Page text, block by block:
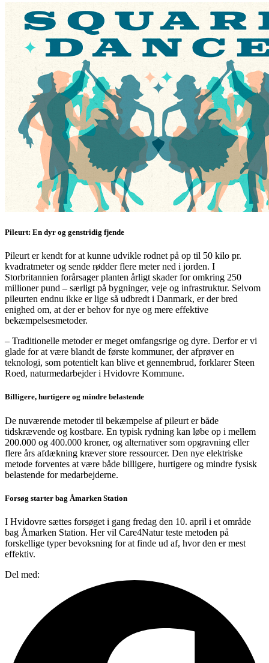
Pileurt: En dyr og genstridig fjende
Pileurt er kendt for at kunne udvikle rodnet på op til 50 kilo pr.
kvadratmeter og sende rødder flere meter ned i jorden. I
Storbritannien forårsager planten årligt skader for omkring 250
millioner pund – særligt på bygninger, veje og infrastruktur. Selvom
pileurten endnu ikke er lige så udbredt i Danmark, er der bred
enighed om, at der er behov for nye og mere effektive
bekæmpelsesmetoder.
– Traditionelle metoder er meget omfangsrige og dyre. Derfor er vi
glade for at være blandt de første kommuner, der afprøver en
teknologi, som potentielt kan blive et gennembrud, forklarer Steen
Roed, naturmedarbejder i Hvidovre Kommune.
Billigere, hurtigere og mindre belastende
De nuværende metoder til bekæmpelse af pileurt er både
tidskrævende og kostbare. En typisk rydning kan løbe op i mellem
200.000 og 400.000 kroner, og alternativer som opgravning eller
flere års afdækning kræver store ressourcer. Den nye elektriske
metode forventes at være både billigere, hurtigere og mindre fysisk
belastende for medarbejderne.
Forsøg starter bag Åmarken Station
I Hvidovre sættes forsøget i gang fredag den 10. april i et område
bag Åmarken Station. Her vil Care4Natur teste metoden på
forskellige typer bevoksning for at finde ud af, hvor den er mest
effektiv.
Del med: